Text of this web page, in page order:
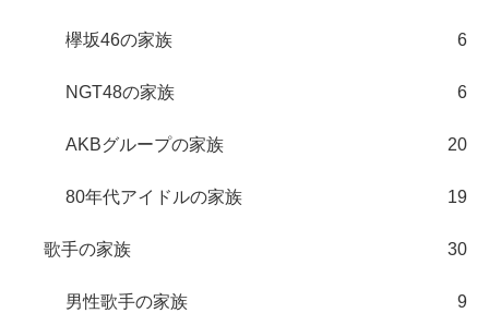
欅坂46の家族 6
NGT48の家族 6
AKBグループの家族 20
80年代アイドルの家族 19
歌手の家族 30
男性歌手の家族 9